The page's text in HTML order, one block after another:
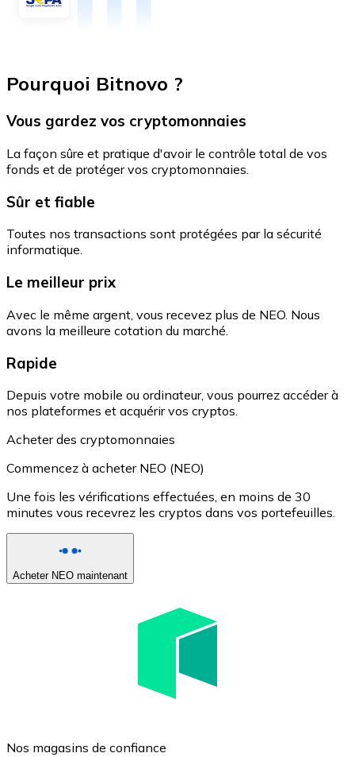
Pourquoi Bitnovo ?
Vous gardez vos cryptomonnaies
La façon sûre et pratique d'avoir le contrôle total de vos
fonds et de protéger vos cryptomonnaies.
Sûr et fiable
Toutes nos transactions sont protégées par la sécurité
informatique.
Le meilleur prix
Avec le même argent, vous recevez plus de NEO. Nous
avons la meilleure cotation du marché.
Rapide
Depuis votre mobile ou ordinateur, vous pourrez accéder à
nos plateformes et acquérir vos cryptos.
Acheter des cryptomonnaies
Commencez à acheter NEO (NEO)
Une fois les vérifications effectuées, en moins de 30
minutes vous recevrez les cryptos dans vos portefeuilles.
Acheter NEO maintenant
Nos magasins de confiance